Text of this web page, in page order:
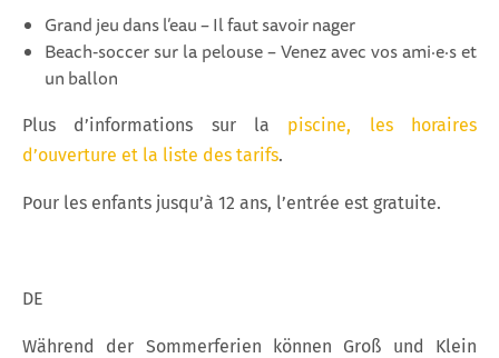
Grand jeu dans l’eau – Il faut savoir nager
Beach‑soccer sur la pelouse – Venez avec vos ami·e·s et
un ballon
Plus d’informations sur la piscine, les horaires
d’ouverture et la liste des tarifs.
Pour les enfants jusqu’à 12 ans, l’entrée est gratuite.
DE
Während der Sommerferien können Groß und Klein